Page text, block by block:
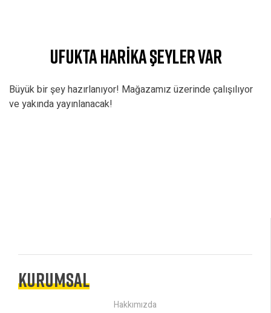
UFUKTA HARIKA ŞEYLER VAR
Büyük bir şey hazırlanıyor! Mağazamız üzerinde çalışılıyor
ve yakında yayınlanacak!
KURUMSAL
Hakkımızda